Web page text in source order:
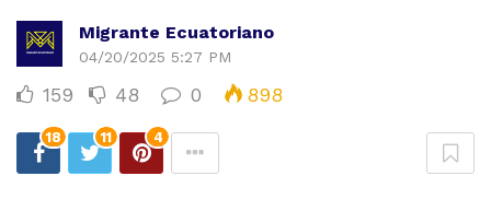
Migrante Ecuatoriano
04/20/2025 5:27 PM
159 48 0 898
18 11 4